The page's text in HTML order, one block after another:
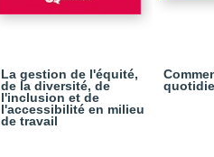
La gestion de l'équité,
de la diversité, de
l'inclusion et de
l'accessibilité en milieu
de travail